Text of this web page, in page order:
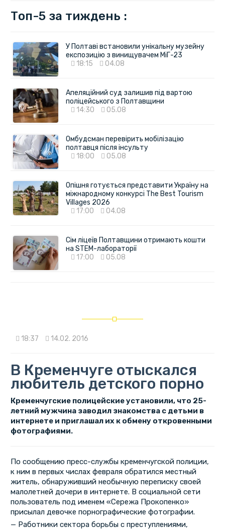
Топ-5 за тиждень :
У Полтаві встановили унікальну музейну
експозицію з винищувачем МіГ-23
18:15
04.08
Апеляційний суд залишив під вартою
поліцейського з Полтавщини
14:30
05.08
Омбудсман перевірить мобілізацію
полтавця після інсульту
18:00
05.08
Опішня готується представити Україну на
міжнародному конкурсі The Best Tourism
Villages 2026
17:00
04.08
Сім ліцеїв Полтавщини отримають кошти
на STEM-лабораторії
17:00
05.08
18:37 14.02. 2016
В Кременчуге отыскался
любитель детского порно
Кременчугские полицейские установили, что 25-
летний мужчина заводил знакомства с детьми в
интернете и приглашал их к обмену откровенными
фотографиями.
По сообщению пресс-службы кременчугской полиции,
к ним в первых числах февраля обратился местный
житель, обнаруживший необычную переписку своей
малолетней дочери в интернете. В социальной сети
пользователь под именем «Сережа Прокопенко»
присылал девочке порнографические фотографии.
— Работники сектора борьбы с преступлениями,